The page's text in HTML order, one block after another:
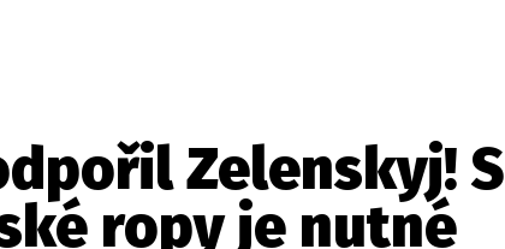
Nejlepší z vás odměníme
Zelenskyj! S
ropy je nutné